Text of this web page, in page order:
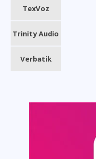
TexVoz
Trinity Audio
Verbatik